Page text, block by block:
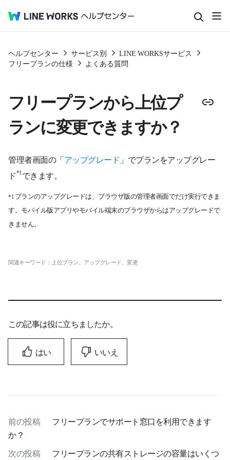
ヘルプセンター サービス別
LINE WORKSサービス
フリープランの仕様
よくある質問
フリープランから上位プ
ランに変更できますか？
管理者画面の「アップグレード 」でプランをアップグレー
ド*1できます。
*1 プランのアップグレードは、ブラウザ版の管理者画面でだけ実行できま
す。モバイル版アプリやモバイル端末のブラウザからはアップグレードで
きません。
関連キーワード：上位プラン、アップグレード、変更
この記事は役に立ちましたか。
はい いいえ
前の投稿
フリープランでサポート窓口を利用できます
か？
次の投稿
フリープランの共有ストレージの容量はいくつ